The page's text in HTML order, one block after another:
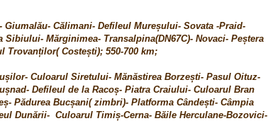
Giumalău- Călimani- Defileul Mureșului- Sovata -Praid-
Sibiului- Mărginimea- Transalpina(DN67C)- Novaci- Peștera
Trovanților( Costești); 550-700 km;
Culoarul Siretului- Mănăstirea Borzești- Pasul Oituz-
Defileul de la Racoș- Piatra Craiului- Culoarul Bran
Pădurea Bucșani( zimbri)- Platforma Cândești- Câmpia
Dunării- Culoarul Timiș-Cerna- Băile Herculane-Bozovici-